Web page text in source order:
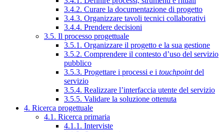
3.4.2. Curare la documentazione di progetto
3.4.3. Organizzare tavoli tecnici collaborativi
3.4.4. Prendere decisioni
3.5. Il processo progettuale
3.5.1. Organizzare il progetto e la sua gestione
3.5.2. Comprendere il contesto d’uso del servizio
pubblico
3.5.3. Progettare i processi e i touchpointdel
servizio
3.5.4. Realizzare l’interfaccia utente del servizio
3.5.5. Validare la soluzione ottenuta
4. Ricerca progettuale
4.1. Ricerca primaria
4.1.1. Interviste